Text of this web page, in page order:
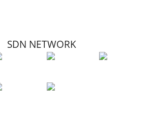
SDN NETWORK